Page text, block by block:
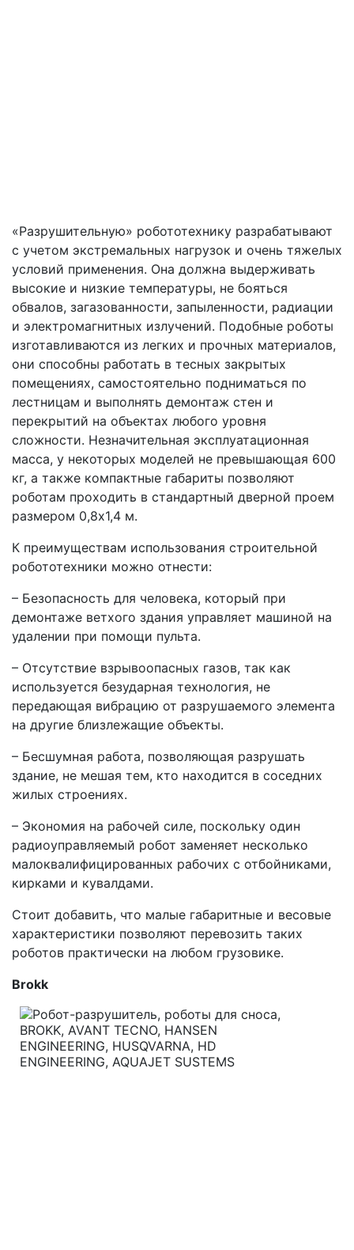
«Разрушительную» робототехнику разрабатывают
с учетом экстремальных нагрузок и очень тяжелых
условий применения. Она должна выдерживать
высокие и низкие температуры, не бояться
обвалов, загазованности, запыленности, радиации
и электромагнитных излучений. Подобные роботы
изготавливаются из легких и прочных материалов,
они способны работать в тесных закрытых
помещениях, самостоятельно подниматься по
лестницам и выполнять демонтаж стен и
перекрытий на объектах любого уровня
сложности. Незначительная эксплуатационная
масса, у некоторых моделей не превышающая 600
кг, а также компактные габариты позволяют
роботам проходить в стандартный дверной проем
размером 0,8х1,4 м.
К преимуществам использования строительной
робототехники можно отнести:
– Безопасность для человека, который при
демонтаже ветхого здания управляет машиной на
удалении при помощи пульта.
– Отсутствие взрывоопасных газов, так как
используется безударная технология, не
передающая вибрацию от разрушаемого элемента
на другие близлежащие объекты.
– Бесшумная работа, позволяющая разрушать
здание, не мешая тем, кто находится в соседних
жилых строениях.
– Экономия на рабочей силе, поскольку один
радиоуправляемый робот заменяет несколько
малоквалифицированных рабочих с отбойниками,
кирками и кувалдами.
Стоит добавить, что малые габаритные и весовые
характеристики позволяют перевозить таких
роботов практически на любом грузовике.
Brokk